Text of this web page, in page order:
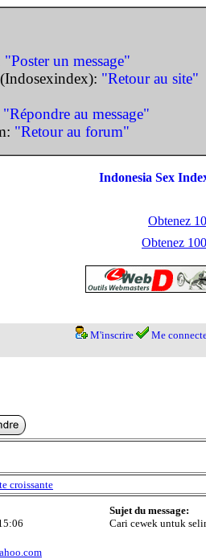
"Poster un message"
"Retour au site"
"Répondre au message"
"Retour au forum"
Indonesia Sex
Obtenez
Obtenez
M'inscrire Me
croissante
Sujet du message:
Cari cewek untuk